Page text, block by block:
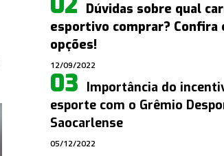
Dúvidas sobre qual
esportivo comprar? Confira
opções!
12/09/2022
Importância do
esporte com o Grêmio
Saocarlense
05/12/2022